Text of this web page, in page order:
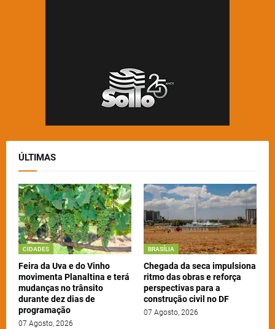
ÚLTIMAS
CIDADES
Feira da Uva e do Vinho
movimenta Planaltina e terá
mudanças no trânsito
durante dez dias de
programação
07 Agosto, 2026
BRASÍLIA
Chegada da seca impulsiona
ritmo das obras e reforça
perspectivas para a
construção civil no DF
07 Agosto, 2026